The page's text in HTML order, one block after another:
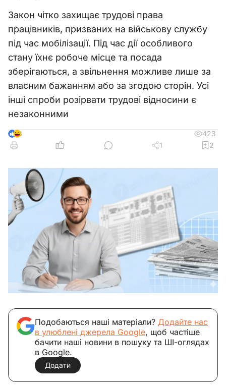
Закон чітко захищає трудові права
працівників, призваних на військову службу
під час мобілізації. Під час дії особливого
стану їхнє робоче місце та посада
зберігаються, а звільнення можливе лише за
власним бажанням або за згодою сторін. Усі
інші спроби розірвати трудові відносини є
незаконними
3
423
1
2
Подобаються наші матеріали? Додайте нас
в улюблені джерела Google, щоб частіше
бачити наші новини в пошуку та ШІ-оглядах
в Google.
Додати